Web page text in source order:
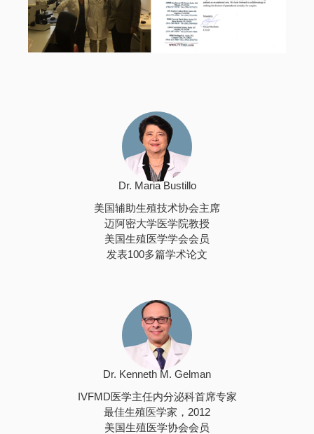
Dr. Maria Bustillo
美国辅助生殖技术协会主席
迈阿密大学医学院教授
美国生殖医学学会会员
发表100多篇学术论文
Dr. Kenneth M. Gelman
IVFMD医学主任内分泌科首席专家
最佳生殖医学家，2012
美国生殖医学协会会员